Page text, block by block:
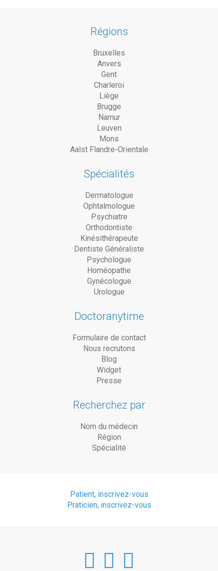
Régions
Bruxelles
Anvers
Gent
Charleroi
Liège
Brugge
Namur
Leuven
Mons
Aalst Flandre-Orientale
Spécialités
Dermatologue
Ophtalmologue
Psychiatre
Orthodontiste
Kinésithérapeute
Dentiste Généraliste
Psychologue
Homéopathe
Gynécologue
Urologue
Doctoranytime
Formulaire de contact
Nous recrutons
Blog
Widget
Presse
Recherchez par
Nom du médecin
Région
Spécialité
Patient, inscrivez-vous
Praticien, inscrivez-vous